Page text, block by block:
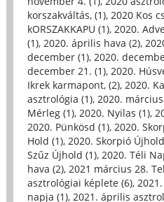
korszakváltás, (1), 2020 Kos
kORSZAKKAPU (1), 2020.
(1), 2020. április hava (2),
december (1), 2020.
december 21. (1), 2020.
Ikrek karmapont, (2), 2020.
asztrológia (1), 2020.
Mérleg (1), 2020. Nyilas (1),
2020. Pünkösd (1), 2020.
Hold (1), 2020. Skorpió
Szűz Újhold (1), 2020. Téli
hava (2), 2021 március 28.
asztrológiai képlete (6),
napja (1), 2021. április